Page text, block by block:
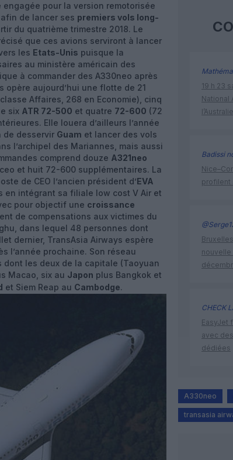
pour la version remotorisée
de lancer ses premiers vols long-
du quatrième trimestre 2018. Le
que ces avions serviront à lancer
les Etats-Unis puisque la
au ministère américain des
à commander des A330neo après
opère aujourd’hui une flotte de 21
Affaires, 268 en Economie), cinq
six ATR 72-500 et quatre 72-600 (72
Elle louera d’ailleurs l’année
de desservir Guam et lancer des vols
l’archipel des Mariannes, mais aussi
comprend douze A321neo
et huit 72-600 supplémentaires. La
de CEO l’ancien président d’EVA
en intégrant sa filiale low cost V Air et
pour objectif une croissance
de compensations aux victimes du
dans lequel 48 personnes dont
dernier, TransAsia Airways espère
l’année prochaine. Son réseau
dont les deux de la capitale (Taoyuan
Macao, six au Japon plus Bangkok et
et Siem Reap au Cambodge.
19 h 23
National
l’Australie
Badissi
profilent
nouvelle
CHECK
EasyJet
avec
dédiées
A330neo
transasia